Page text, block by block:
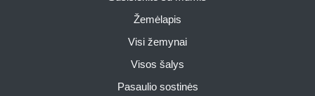
Žemėlapis
Visi žemynai
Visos šalys
Pasaulio sostinės